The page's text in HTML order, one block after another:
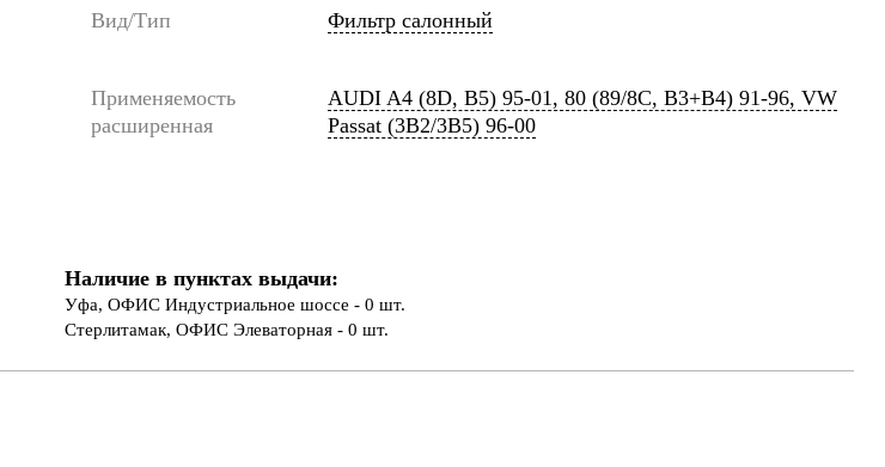
Вид/Тип Фильтр салонный
Применяемость
расширенная
AUDI A4 (8D, B5) 95-01, 80 (89/8C, B3+B4) 91-96, VW
Passat (3B2/3B5) 96-00
Наличие в пунктах выдачи:
Уфа, ОФИС Индустриальное шоссе - 0 шт.
Стерлитамак, ОФИС Элеваторная - 0 шт.